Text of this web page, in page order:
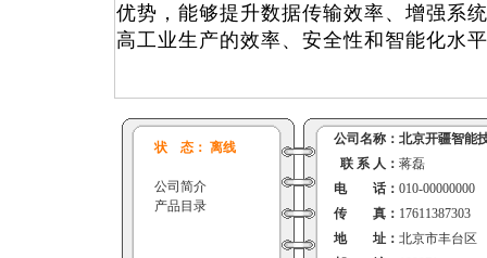
优势，能够提升数据传输效率、增强系
高工业生产的效率、安全性和智能化水
状 态： 离线
公司简介
产品目录
公司名称： 北京开疆智能
联 系 人： 蒋磊
电 话： 010-00000000
传 真： 17611387303
地 址： 北京市丰台区